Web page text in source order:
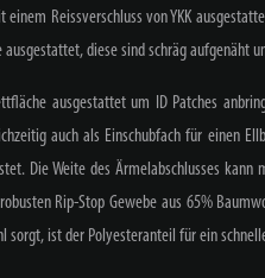
Reissverschluss von YKK
diese sind schräg aufgenäht
ausgestattet um ID Patches
auch als Einschubfach für einen
Die Weite des Ärmelabschlusses
Rip-Stop Gewebe aus 65%
sorgt, ist der Polyesteranteil für ein